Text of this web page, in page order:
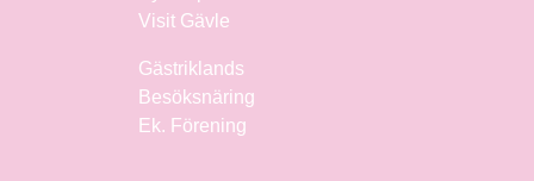
Visit Gävle
Gästriklands
Besöksnäring
Ek. Förening